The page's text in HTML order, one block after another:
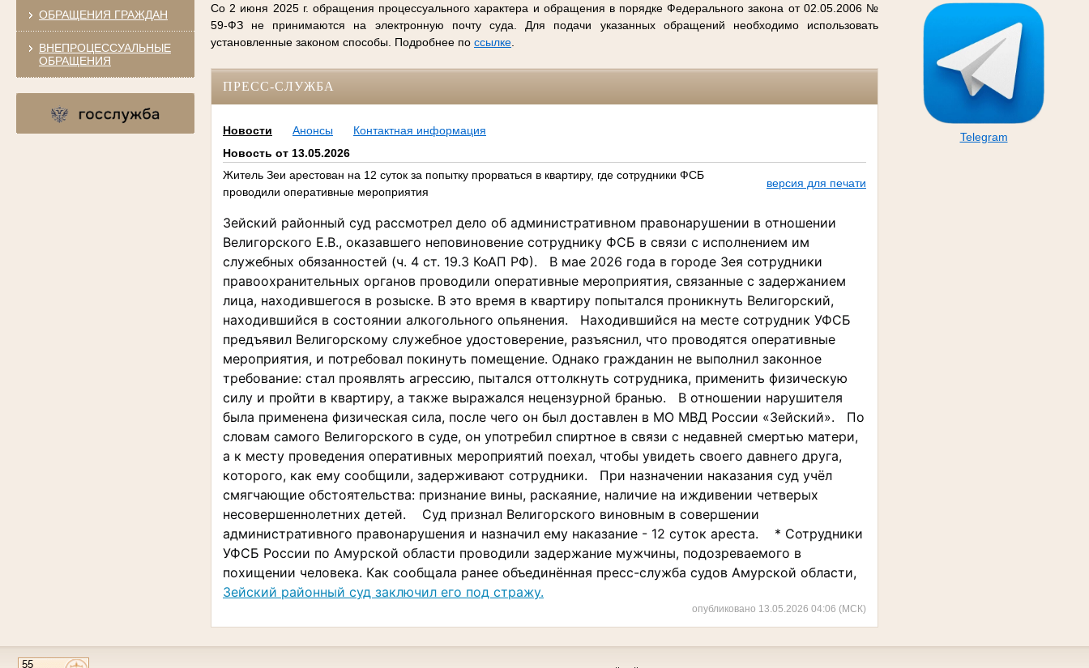
ОБРАЩЕНИЯ ГРАЖДАН
ВНЕПРОЦЕССУАЛЬНЫЕ
ОБРАЩЕНИЯ
Telegram
Со 2 июня 2025 г. обращения процессуального характера и обращения в порядке Федерального закона от 02.05.2006 №
59-ФЗ не принимаются на электронную почту суда. Для подачи указанных обращений необходимо использовать
установленные законом способы. Подробнее по ссылке.
ПРЕСС-СЛУЖБА
Новости Анонсы
Контактная информация
Новость от 13.05.2026
Житель Зеи арестован на 12 суток за попытку прорваться в квартиру, где сотрудники ФСБ
проводили оперативные мероприятия
версия для печати
Зейский районный суд рассмотрел дело об административном правонарушении в отношении
Велигорского Е.В., оказавшего неповиновение сотруднику ФСБ в связи с исполнением им
служебных обязанностей (ч. 4 ст. 19.3 КоАП РФ). В мае 2026 года в городе Зея сотрудники
правоохранительных органов проводили оперативные мероприятия, связанные с задержанием
лица, находившегося в розыске. В это время в квартиру попытался проникнуть Велигорский,
находившийся в состоянии алкогольного опьянения. Находившийся на месте сотрудник УФСБ
предъявил Велигорскому служебное удостоверение, разъяснил, что проводятся оперативные
мероприятия, и потребовал покинуть помещение. Однако гражданин не выполнил законное
требование: стал проявлять агрессию, пытался оттолкнуть сотрудника, применить физическую
силу и пройти в квартиру, а также выражался нецензурной бранью. В отношении нарушителя
была применена физическая сила, после чего он был доставлен в МО МВД России «Зейский». По
словам самого Велигорского в суде, он употребил спиртное в связи с недавней смертью матери,
а к месту проведения оперативных мероприятий поехал, чтобы увидеть своего давнего друга,
которого, как ему сообщили, задерживают сотрудники. При назначении наказания суд учёл
смягчающие обстоятельства: признание вины, раскаяние, наличие на иждивении четверых
несовершеннолетних детей. Суд признал Велигорского виновным в совершении
административного правонарушения и назначил ему наказание - 12 суток ареста. * Сотрудники
УФСБ России по Амурской области проводили задержание мужчины, подозреваемого в
похищении человека. Как сообщала ранее объединённая пресс-служба судов Амурской области,
Зейский районный суд заключил его под стражу.
опубликовано 13.05.2026 04:06 (МСК)